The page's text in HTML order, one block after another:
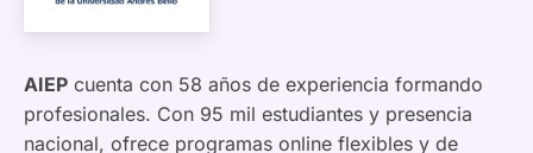
AIEP cuenta con 58 años de experiencia formando
profesionales. Con 95 mil estudiantes y presencia
nacional, ofrece programas online flexibles y de